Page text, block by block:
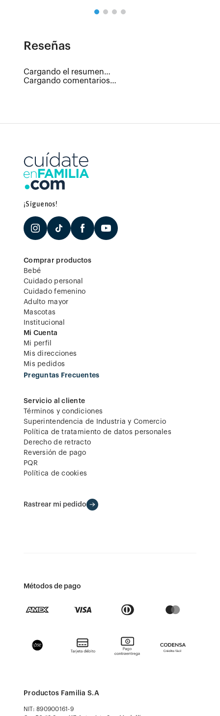
Reseñas
Cargando el resumen…
Cargando comentarios…
¡Síguenos!
Comprar productos
Bebé
Cuidado personal
Cuidado femenino
Adulto mayor
Mascotas
Institucional
Mi Cuenta
Mi perfil
Mis direcciones
Mis pedidos
Preguntas Frecuentes
Servicio al cliente
Términos y condiciones
Superintendencia de Industria y Comercio
Política de tratamiento de datos personales
Derecho de retracto
Reversión de pago
PQR
Política de cookies
Rastrear mi pedido
Métodos de pago
Productos Familia S.A
NIT: 890900161-9